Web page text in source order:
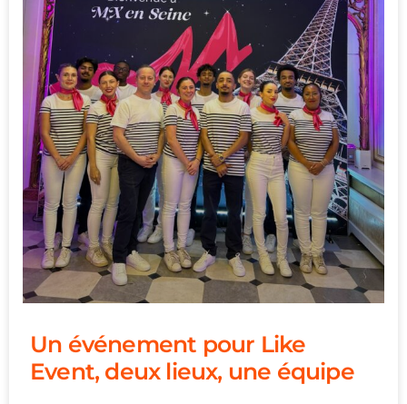
Un événement pour Like
Event, deux lieux, une équipe